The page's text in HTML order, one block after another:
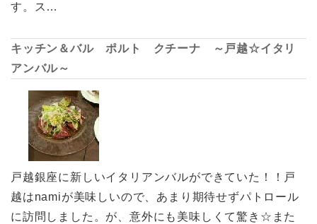
す。ス…
キッチン＆バル ポルト クチーナ ～戸越☆イタリ
アンバル～
戸越銀座に新しいイタリアンバルができていた！！戸
越はnamiが美味しいので、あまり期待せずパトロール
に訪問しました。が、意外にも美味しくて驚き☆また